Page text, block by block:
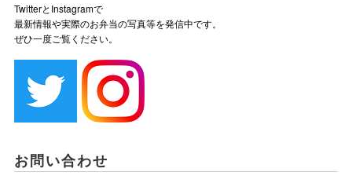
TwitterとInstagramで
最新情報や実際のお弁当の写真等を発信中です。
ぜひ一度ご覧ください。
お問い合わせ